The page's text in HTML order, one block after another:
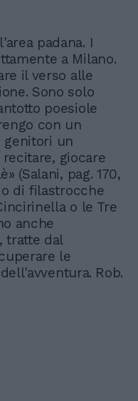
padana. I
a Milano.
il verso alle
Sono solo
poesiole
con un
un
recitare, giocare
(Salani, pag. 170,
di filastrocche
o le Tre
anche
tratte dal
le
Rob.